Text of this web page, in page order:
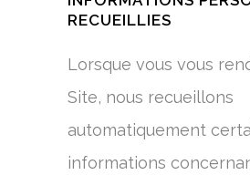
RECUEILLIES
Lorsque vous vous
Site, nous recueillons
automatiquement
informations